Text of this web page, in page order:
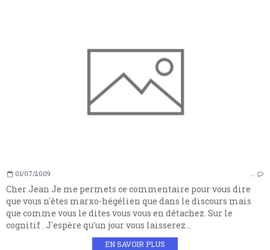
01/07/2009 …
Cher Jean Je me permets ce commentaire pour vous dire
que vous n'êtes marxo-hégélien que dans le discours mais
que comme vous le dites vous vous en détachez. Sur le
cognitif . J'espère qu'un jour vous laisserez...
EN SAVOIR PLUS